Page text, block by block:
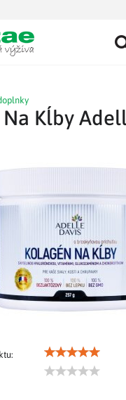
Kĺby